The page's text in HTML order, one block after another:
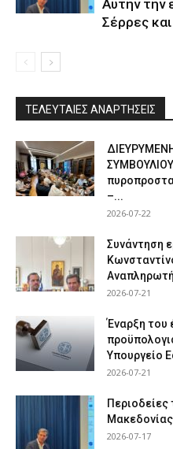
Αυτήν την
Σέρρες και
ΤΕΛΕΥΤΑΙΕΣ ΑΝΑΡΤΗΣΕΙΣ
–...
2026-07-22
Συνάντηση
2026-07-21
Έναρξη του
Υπουργείο
2026-07-21
2026-07-17